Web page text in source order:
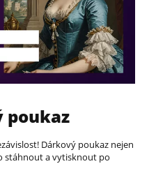
poukaz
Dárkový poukaz nejen
stáhnout a vytisknout po